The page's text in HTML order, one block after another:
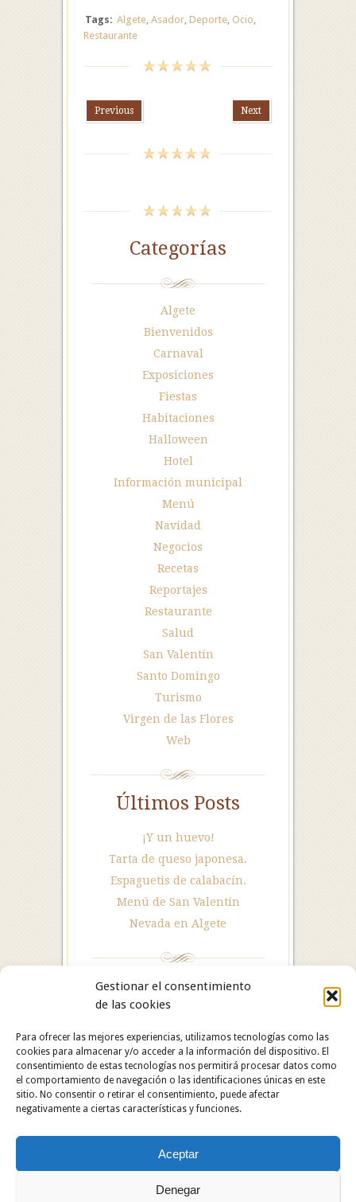
Gestionar el consentimiento
de las cookies
Para ofrecer las mejores experiencias, utilizamos tecnologías como las
cookies para almacenar y/o acceder a la información del dispositivo. El
consentimiento de estas tecnologías nos permitirá procesar datos como
el comportamiento de navegación o las identificaciones únicas en este
sitio. No consentir o retirar el consentimiento, puede afectar
negativamente a ciertas características y funciones.
Aceptar
Denegar
Tags: Algete, Asador, Deporte, Ocio,
Restaurante
Previous Next
Categorías
Algete
Bienvenidos
Carnaval
Exposiciones
Fiestas
Habitaciones
Halloween
Hotel
Información municipal
Menú
Navidad
Negocios
Recetas
Reportajes
Restaurante
Salud
San Valentín
Santo Domingo
Turismo
Virgen de las Flores
Web
Últimos Posts
¡Y un huevo!
Tarta de queso japonesa.
Espaguetis de calabacín.
Menú de San Valentín
Nevada en Algete
Hotel Restaurante Asador Algete. C/ San Roque, 25.
28110 Algete (Madrid). Hotel: 91 628 29 05 /
Copyright © 2024 Hotel Restaurante Asador Algete.
Todos los derechos reservados.